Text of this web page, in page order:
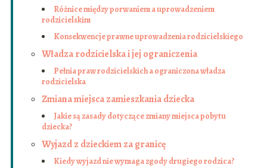
Różnice między porwaniem a uprowadzeniem
rodzicielskim
Konsekwencje prawne uprowadzenia rodzicielskiego
Władza rodzicielska i jej ograniczenia
Pełnia praw rodzicielskich a ograniczona władza
rodzicielska
Zmiana miejsca zamieszkania dziecka
Jakie są zasady dotyczące zmiany miejsca pobytu
dziecka?
Wyjazd z dzieckiem za granicę
Kiedy wyjazd nie wymaga zgody drugiego rodzica?